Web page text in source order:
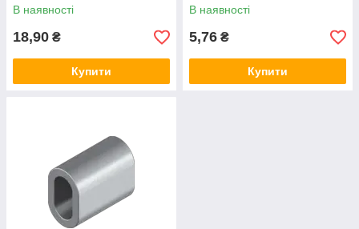
В наявності
18,90 ₴
Купити
В наявності
5,76 ₴
Купити